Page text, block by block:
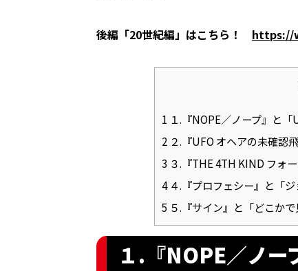
後編「20世紀編」はこちら！ https://
1 １.『NOPE／ノープ』と「
2２.『UFO オヘアの未確認
3 ３.『THE 4TH KIND フォ
4４.『プロフェシー』と「ジ
5 ５.『サイン』と「どこかで
１.『NOPE／ノー